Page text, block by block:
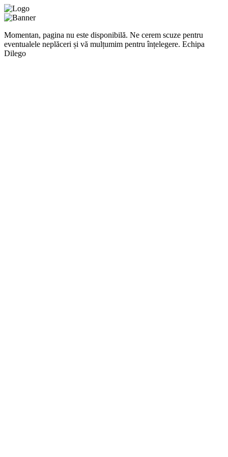
Momentan, pagina nu este disponibilă. Ne cerem scuze pentru
eventualele neplăceri și vă mulțumim pentru înțelegere. Echipa
Dilego